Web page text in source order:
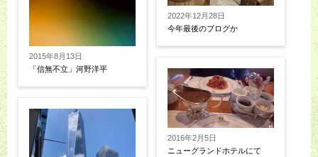
2015年8月13日
「信無不立」河野洋平
2022年12月28日
今年最後のブログか
2016年2月5日
ニューグランドホテルにて